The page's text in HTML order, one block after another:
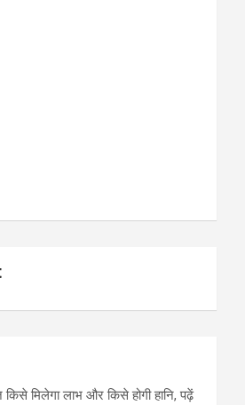
मिलेगा लाभ और किसे होगी हानि, पढ़ें